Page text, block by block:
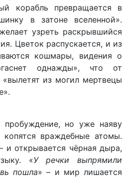
корабль превращается в
в затоне вселенной».
узреть раскрывшийся
Цветок распускается, и из
кошмары, видения о
однажды», что от
из могил мертвецы
пробуждение, но уже наяву
враждебные атомы.
и открывается чёрная дыра,
«У речки выпрямили
пошла» – и мир лишается